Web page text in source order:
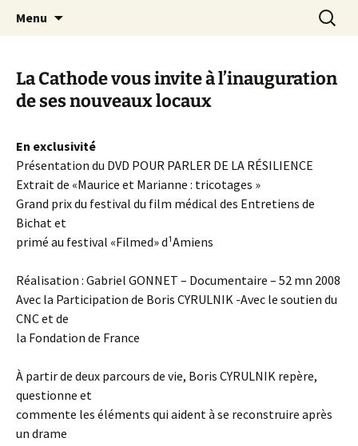
Canal Marches
Menu
La Cathode vous invite à l’inauguration
de ses nouveaux locaux
En exclusivité
Présentation du DVD POUR PARLER DE LA RÉSILIENCE
Extrait de «Maurice et Marianne : tricotages »
Grand prix du festival du film médical des Entretiens de
Bichat et
primé au festival «Filmed» d¹Amiens
Réalisation : Gabriel GONNET – Documentaire – 52 mn 2008
Avec la Participation de Boris CYRULNIK -Avec le soutien du
CNC et de
la Fondation de France
À partir de deux parcours de vie, Boris CYRULNIK repère,
questionne et
commente les éléments qui aident à se reconstruire après
un drame